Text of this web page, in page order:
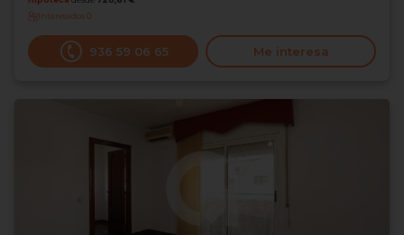
Interesados0
936 59 06 65 Me interesa